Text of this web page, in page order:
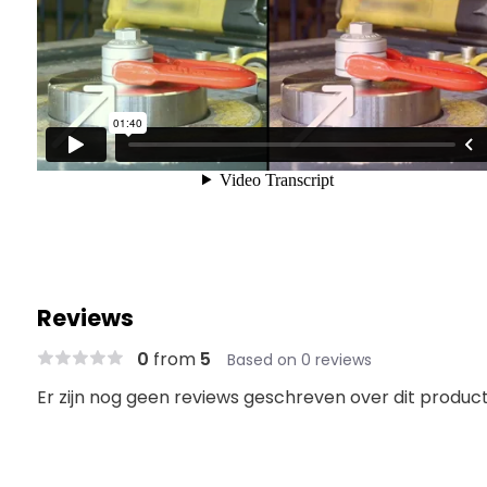
Reviews
0 from 5 Based on 0 reviews
Er zijn nog geen reviews geschreven over dit